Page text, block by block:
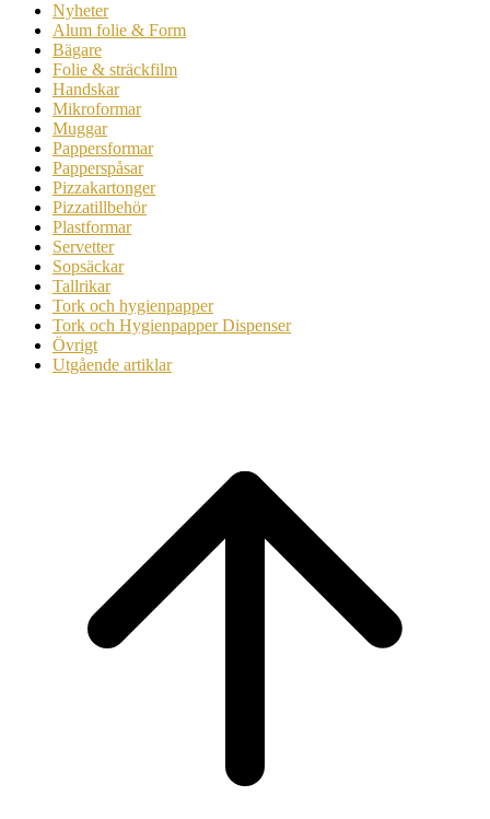
Nyheter
Alum folie & Form
Bägare
Folie & sträckfilm
Handskar
Mikroformar
Muggar
Pappersformar
Papperspåsar
Pizzakartonger
Pizzatillbehör
Plastformar
Servetter
Sopsäckar
Tallrikar
Tork och hygienpapper
Tork och Hygienpapper Dispenser
Övrigt
Utgående artiklar